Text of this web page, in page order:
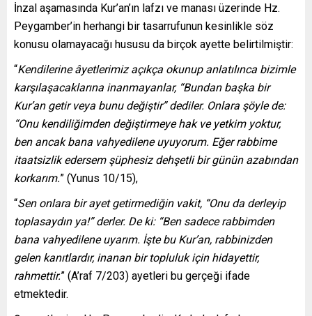
İnzal aşamasında Kur’an’ın lafzı ve manası üzerinde Hz.
Peygamber’in herhangi bir tasarrufunun kesinlikle söz
konusu olamayacağı hususu da birçok ayette belirtilmiştir:
“Kendilerine âyetlerimiz açıkça okunup anlatılınca bizimle
karşılaşacaklarına inanmayanlar, “Bundan başka bir
Kur’an getir veya bunu değiştir” dediler. Onlara şöyle de:
“Onu kendiliğimden değiştirmeye hak ve yetkim yoktur,
ben ancak bana vahyedilene uyuyorum. Eğer rabbime
itaatsizlik edersem şüphesiz dehşetli bir günün azabından
korkarım.” (Yunus 10/15),
“Sen onlara bir ayet getirmediğin vakit, “Onu da derleyip
toplasaydın ya!” derler. De ki: “Ben sadece rabbimden
bana vahyedilene uyarım. İşte bu Kur’an, rabbinizden
gelen kanıtlardır, inanan bir topluluk için hidayettir,
rahmettir.” (A’raf 7/203) ayetleri bu gerçeği ifade
etmektedir.